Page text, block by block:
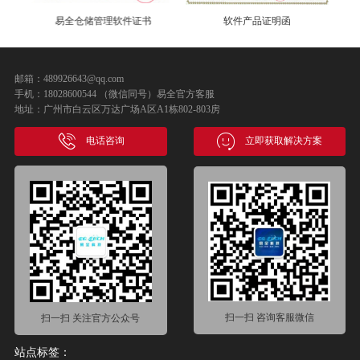
软件产品证明函 MobyData 授权书
邮箱：489926643@qq.com
手机：18028600544 （微信同号）易全官方客服
地址：广州市白云区万达广场A区A1栋802-803房
电话咨询 立即获取解决方案
扫一扫 关注官方公众号 扫一扫 咨询客服微信
站点标签：